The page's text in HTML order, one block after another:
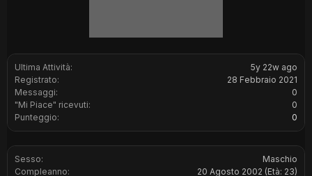
Ultima Attività:
5y 22w ago
Registrato:
28 Febbraio 2021
Messaggi:
0
"Mi Piace" ricevuti:
0
Punteggio:
0
Sesso:
Maschio
Compleanno:
20 Agosto 2002 (Età: 23)